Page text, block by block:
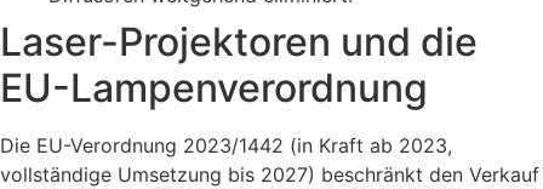
Laser-Projektoren und die
EU-Lampenverordnung
Die EU-Verordnung 2023/1442 (in Kraft ab 2023,
vollständige Umsetzung bis 2027) beschränkt den Verkauf